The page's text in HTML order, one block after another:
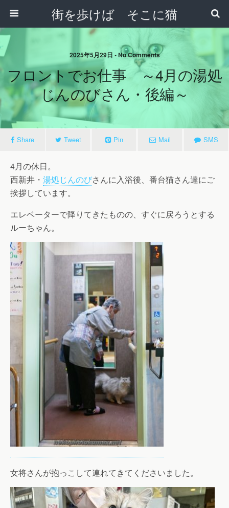
街を歩けば そこに猫
2025年5月29日 • No Comments
フロントでお仕事 ～4月の湯処
じんのびさん・後編～
Share Tweet Pin Mail SMS
4月の休日。
西新井・ 湯処じんのびさんに入浴後、番台猫さん達にご
挨拶しています。
エレベーターで降りてきたものの、すぐに戻ろうとする
ルーちゃん。
女将さんが抱っこして連れてきてくださいました。